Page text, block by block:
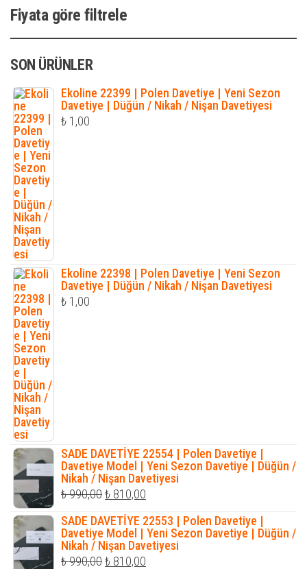
Fiyata göre filtrele
SON ÜRÜNLER
Ekoline 22399 | Polen Davetiye | Yeni Sezon
Davetiye | Düğün / Nikah / Nişan Davetiyesi
₺ 1,00
Ekoline 22398 | Polen Davetiye | Yeni Sezon
Davetiye | Düğün / Nikah / Nişan Davetiyesi
₺ 1,00
SADE DAVETİYE 22554 | Polen Davetiye |
Davetiye Model | Yeni Sezon Davetiye | Düğün /
Nikah / Nişan Davetiyesi
₺990,00Orijinal
fiyat:
₺ 990,00.
₺ 810,00
fiyat:
₺ 810,00.
SADE DAVETİYE 22553 | Polen Davetiye |
Davetiye Model | Yeni Sezon Davetiye | Düğün /
Nikah / Nişan Davetiyesi
₺990,00Orijinal
₺ 810,00